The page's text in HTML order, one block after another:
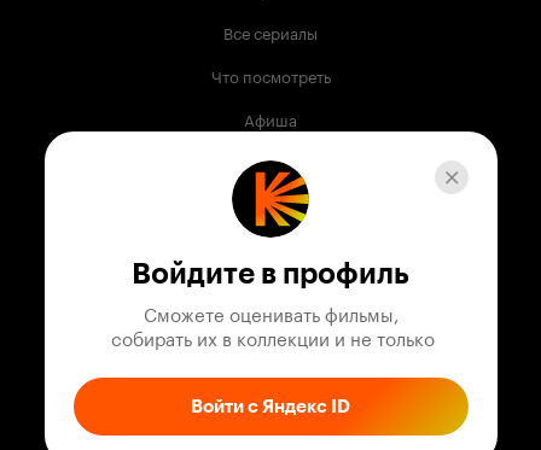
Все сериалы
Что посмотреть
Афиша
Музыка
Телепрограмма
Служба поддержки
Войдите в профиль
Сможете оценивать фильмы,
собирать их в коллекции и не только
Войти с Яндекс ID